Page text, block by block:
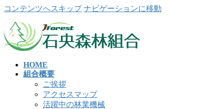
コンテンツへスキップ ナビゲーションに移動
HOME
組合概要
ご挨拶
アクセスマップ
活躍中の林業機械